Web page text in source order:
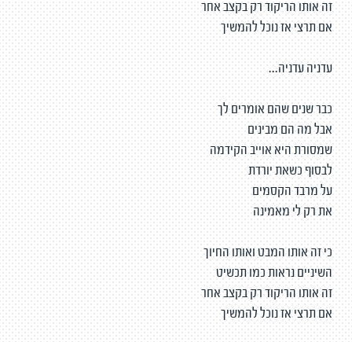
זה אותו הריקוד רק בקצב אחר
אם תרצי אז נוכל להמשיך
עדניה עדניה...
כבר שנים שהם אומרים לך
אבל מה הם מבינים
שמסורת היא אוייב הקידמה
לבסוף כשאת יורדת
על מרבד הקסמים
את רק לי מאמינה
כי זה אותו המבט ואותו החיוך
השיניים נראות כמו תכשיט
זה אותו הריקוד רק בקצב אחר
אם תרצי אז נוכל להמשיך